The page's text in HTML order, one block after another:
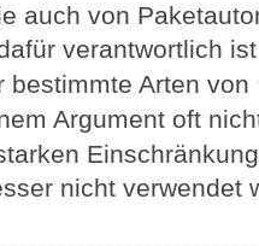
auch von
verantwortlich
bestimmte Arten von
Argument oft
nicht verwendet